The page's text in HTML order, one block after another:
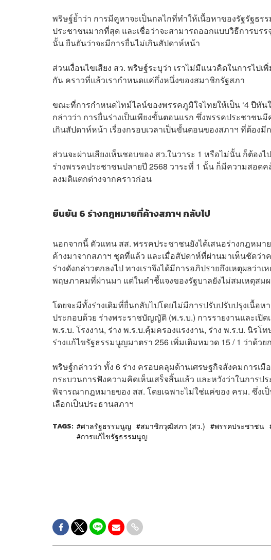
พริษฐ์ย้ำว่า การมีคูหาจะเป็นกลไกที่ทําให้เนื้อหาของรัฐรัฐ
ประชาชนมากที่สุด และเชื่อว่าจะสามารถออกแบบวิธีการบร
นั้น ยืนยันว่าจะมีการยื่นไม่เกินสัปดาห์หน้า
ส่วนเงื่อนไขเสียง สว. พริษฐ์ระบุว่า เราไม่มีแนวคิดในการไป
กัน คราวที่แล้วเรากําหนดแค่กึ่งหนึ่งของสมาชิกรัฐสภา
ขณะที่การกำหนดไทม์ไลน์ของพรรคภูมิใจไทยให้เป็น ‘4 ปีทั
กล่าวว่า การยื่นร่างเป็นเพียงขั้นตอนแรก ซึ่งพรรคประชาช
เกินสัปดาห์หน้า เรื่องกรอบเวลาเป็นขั้นตอนของสภาฯ ที่ต้องมี
ส่วนจะผ่านเสียงเห็นชอบของ สว.ในวาระ 1 หรือไม่นั้น ก็ต้อง
ร่างพรรคประชาชนปลายปี 2568 วาระที่ 1 นั้น ก็มีความสอด
ลงมติแตกต่างจากคราวก่อน
ยืนยัน 6 ร่างกฎหมายที่ค้างสภาฯ กลับไป
นอกจากนี้ ตัวแทน สส. พรรคประชาชนยังได้เสนอร่างกฎหม
ค้างมาจากสภาฯ ชุดที่แล้ว และเมื่อสัปดาห์ที่ผ่านมาเห็นชัดว่
ร่างดังกล่าวตกลงไป ทางเราจึงได้มีการอภิปรายถึงเหตุผลว่า
พฤษภาคมที่ผ่านมา แต่ในคำชี้แจงของรัฐบาลยังไม่สมเหตุสม
โดยจะมีทั้งร่างเดิมที่ยื่นกลับไปโดยไม่มีการปรับปรับปรุงเนื้อห
ประกอบด้วย ร่างพระราชบัญญัติ (พ.ร.บ.) การรายงานและเปิ
พ.ร.บ. โรงงาน, ร่าง พ.ร.บ.คุ้มครองแรงงาน, ร่าง พ.ร.บ. นิ
ร่างแก้ไขรัฐธรรมนูญมาตรา 256 เพิ่มเติมหมวด 15 / 1 ว่าด้ว
พริษฐ์กล่าวว่า ทั้ง 6 ร่าง ครอบคลุมด้านเศรษฐกิจสังคมการ
กระบวนการฟังความคิดเห็นเสร็จสิ้นแล้ว และหวังว่าในการ
พิจารณากฎหมายของ สส. โดยเฉพาะไม่ใช่แค่ของ ครม. ซึ่ง
เลือกเป็นประธานสภาฯ
TAGS: ศาลรัฐธรรมนูญ สมาชิกวุฒิสภา (สว.) พรรคประชาชน
การแก้ไขรัฐธรรมนูญ